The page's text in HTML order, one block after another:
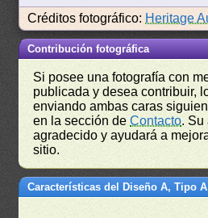
Créditos fotográfico: Heritage
Contribución fotográfica
Si posee una fotografía con
publicada y desea contribuir,
enviando ambas caras
en la sección deContacto. Su
agradecido y ayudará a
sitio.
Características del Diseño A, Tipo A